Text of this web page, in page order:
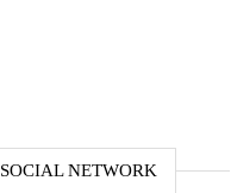
SOCIAL NETWORK